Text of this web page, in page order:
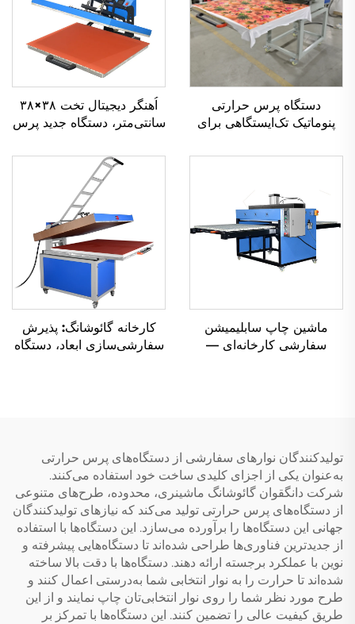
دستگاه پرس حرارتی
پنوماتیک تک‌ایستگاهی برای
پوشاک، با فرمت بزرگ:
در شرایط نو
اُهنگر دیجیتال تخت ۳۸×۳۸
سانتی‌متر، دستگاه جدید پرس
دستی، دستگاه انتقال حرارتی
برای پوشاک و تی‌شرت
ماشین چاپ سابلیمیشن
سفارشی کارخانه‌ای —
کارخانه گائوشانگ: پذیرش
سفارشی‌سازی ابعاد، دستگاه
تولیدکنندگان نوارهای سفارشی از دستگاه‌های پرس حرارتی
به‌عنوان یکی از اجزای کلیدی ساخت خود استفاده می‌کنند.
شرکت دانگقوان گائوشانگ ماشینری، محدوده، طرح‌های متنوعی
از دستگاه‌های پرس حرارتی تولید می‌کند که نیازهای تولیدکنندگان
جهانی این دستگاه‌ها را برآورده می‌سازد. این دستگاه‌ها با استفاده
از جدیدترین فناوری‌ها طراحی شده‌اند تا دستگاه‌هایی پیشرفته و
نوین با عملکرد برجسته ارائه دهند. دستگاه‌ها با دقت بالا ساخته
شده‌اند تا حرارت را به نوار انتخابی شما به‌درستی اعمال کنند و
طرح مورد نظر شما را روی نوار انتخابی‌تان چاپ نمایند و از این
طریق کیفیت عالی را تضمین کنند. این دستگاه‌ها با تمرکز بر